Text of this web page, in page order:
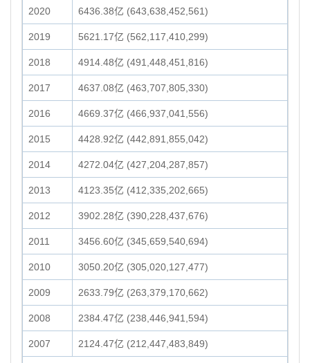
2020 6436.38亿 (643,638,452,561)
2019 5621.17亿 (562,117,410,299)
2018 4914.48亿 (491,448,451,816)
2017 4637.08亿 (463,707,805,330)
2016 4669.37亿 (466,937,041,556)
2015 4428.92亿 (442,891,855,042)
2014 4272.04亿 (427,204,287,857)
2013 4123.35亿 (412,335,202,665)
2012 3902.28亿 (390,228,437,676)
2011 3456.60亿 (345,659,540,694)
2010 3050.20亿 (305,020,127,477)
2009 2633.79亿 (263,379,170,662)
2008 2384.47亿 (238,446,941,594)
2007 2124.47亿 (212,447,483,849)